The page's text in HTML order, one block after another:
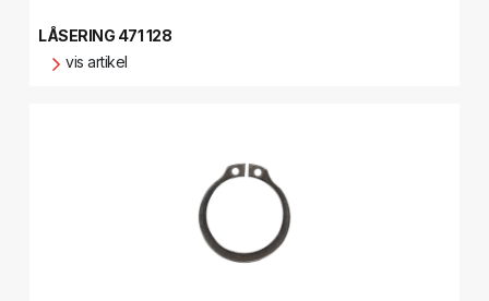
LÅSERING 471 128
vis artikel